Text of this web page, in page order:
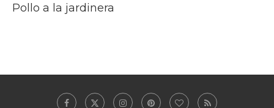
Pollo a la jardinera